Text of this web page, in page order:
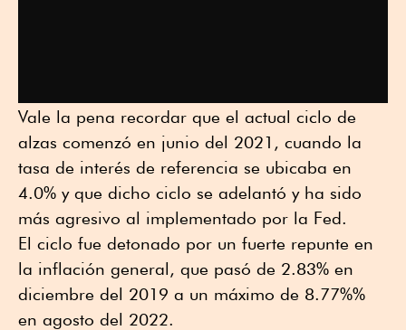
Vale la pena recordar que el actual ciclo de
alzas comenzó en junio del 2021, cuando la
tasa de interés de referencia se ubicaba en
4.0% y que dicho ciclo se adelantó y ha sido
más agresivo al implementado por la Fed.
El ciclo fue detonado por un fuerte repunte en
la inflación general, que pasó de 2.83% en
diciembre del 2019 a un máximo de 8.77%%
en agosto del 2022.